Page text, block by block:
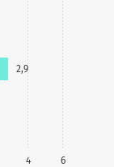
4 6
2,9